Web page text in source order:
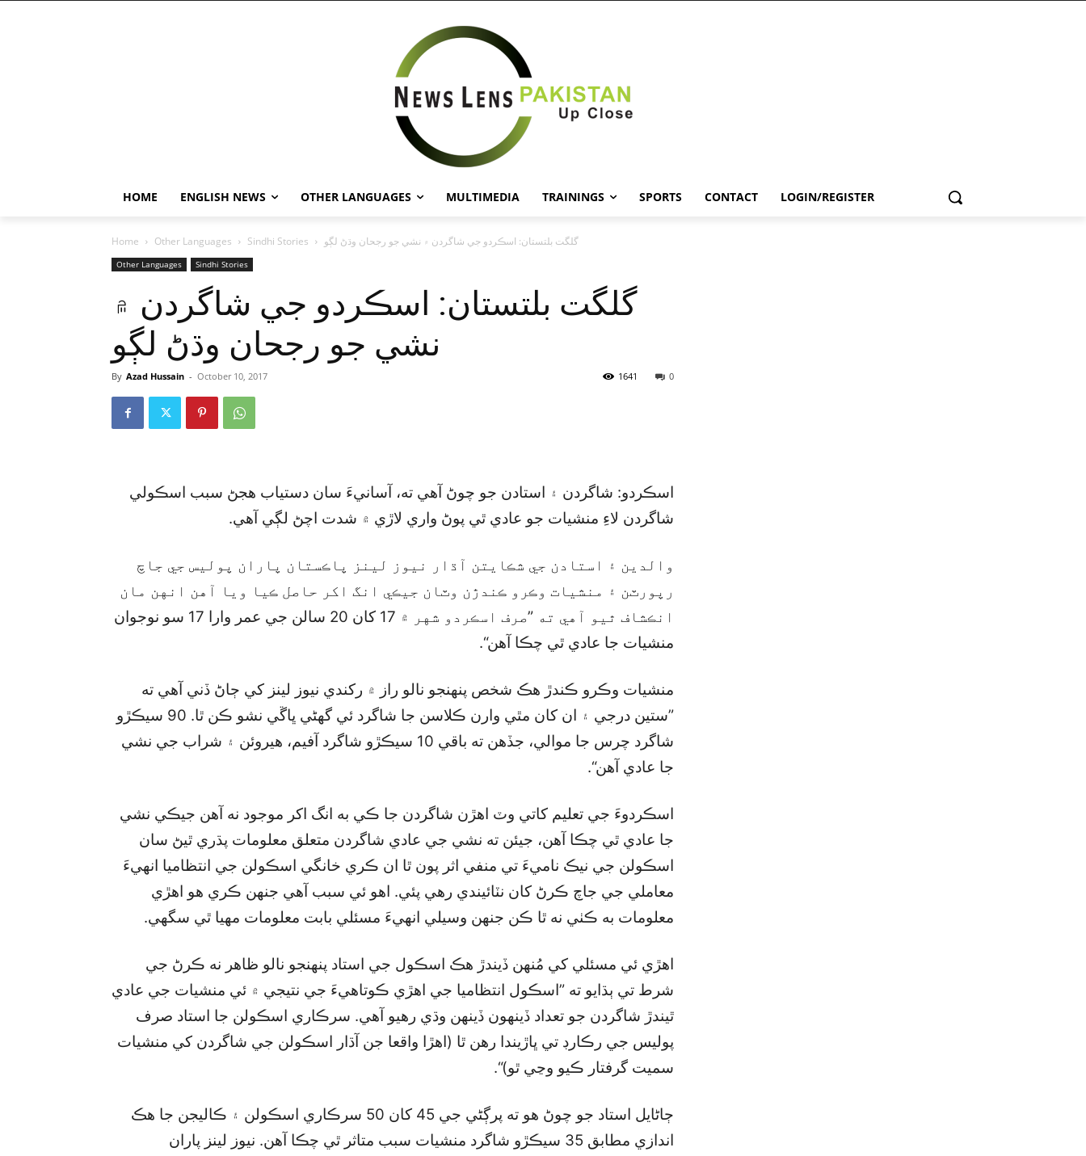
HOME ENGLISH NEWS OTHER LANGUAGES MULTIMEDIA TRAININGS SPORTS CONTACT LOGIN/REGISTER
Home Other Languages Sindhi Stories گلگت بلتستان: اسڪردو جي شاگردن ۾ نشي جو رجحان وڌڻ لڳو
Other Languages Sindhi Stories
گلگت بلتستان: اسڪردو جي شاگردن ۾
نشي جو رجحان وڌڻ لڳو
By Azad Hussain - October 10, 2017 0
1641
اسڪردو: شاگردن ۽ استادن جو چوڻ آهي ته، آسانيءَ سان دستياب هجڻ سبب اسڪولي
شاگردن لاءِ منشيات جو عادي ٿي پوڻ واري لاڙي ۾ شدت اچڻ لڳي آهي.
والدين ۽ استادن جي شڪايتن آڌار نيوز لينز پاڪستان پاران پوليس جي جاچ
رپورٽن ۽ منشيات وڪرو ڪندڙن وٽان جيڪي انگ اکر حاصل ڪيا ويا آهن انهن مان
انڪشاف ٿيو آهي ته ”صرف اسڪردو شهر ۾ 17 کان 20 سالن جي عمر وارا 17 سو نوجوان
منشيات جا عادي ٿي چڪا آهن“.
منشيات وڪرو ڪندڙ هڪ شخص پنهنجو نالو راز ۾ رکندي نيوز لينز کي ڄاڻ ڏني آهي ته
”ستين درجي ۽ ان کان مٿي وارن ڪلاسن جا شاگرد ئي گھڻي ڀاڱي نشو ڪن ٿا. 90 سيڪڙو
شاگرد چرس جا موالي، جڏهن ته باقي 10 سيڪڙو شاگرد آفيم، هيروئن ۽ شراب جي نشي
جا عادي آهن“.
اسڪردوءَ جي تعليم کاتي وٽ اهڙن شاگردن جا ڪي به انگ اکر موجود نه آهن جيڪي نشي
جا عادي ٿي چڪا آهن، جيئن ته نشي جي عادي شاگردن متعلق معلومات پڌري ٿيڻ سان
اسڪولن جي نيڪ ناميءَ تي منفي اثر پون ٿا ان ڪري خانگي اسڪولن جي انتظاميا انهيءَ
معاملي جي جاچ ڪرڻ کان نٽائيندي رهي پئي. اهو ئي سبب آهي جنهن ڪري هو اهڙي
معلومات به ڪٺي نه ٿا ڪن جنهن وسيلي انهيءَ مسئلي بابت معلومات مهيا ٿي سگھي.
اهڙي ئي مسئلي کي مُنهن ڏيندڙ هڪ اسڪول جي استاد پنهنجو نالو ظاهر نه ڪرڻ جي
شرط تي ٻڌايو ته ”اسڪول انتظاميا جي اهڙي ڪوتاهيءَ جي نتيجي ۾ ئي منشيات جي عادي
ٿيندڙ شاگردن جو تعداد ڏينهون ڏينهن وڌي رهيو آهي. سرڪاري اسڪولن جا استاد صرف
پوليس جي رڪارڊ تي ڀاڙيندا رهن ٿا (اهڙا واقعا جن آڌار اسڪولن جي شاگردن کي منشيات
سميت گرفتار ڪيو وڃي ٿو)“.
ڄاڻايل استاد جو چوڻ هو ته پرڳڻي جي 45 کان 50 سرڪاري اسڪولن ۽ ڪاليجن جا هڪ
اندازي مطابق 35 سيڪڙو شاگرد منشيات سبب متاثر ٿي چڪا آهن. نيوز لينز پاران